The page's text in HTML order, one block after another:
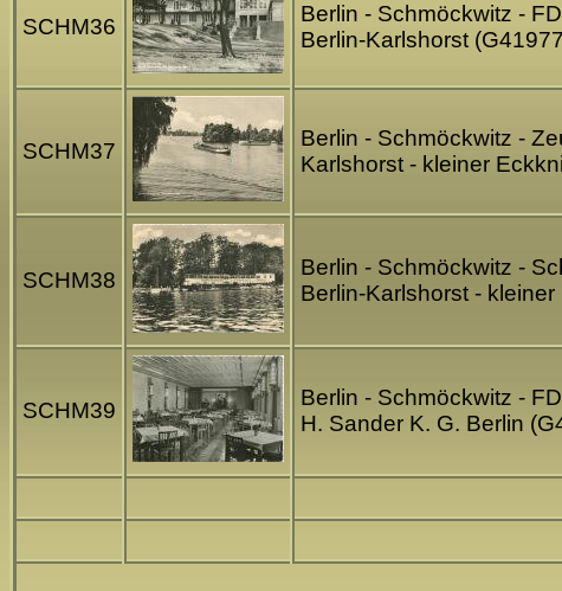
SCHM36
Berlin - Schmöckwitz -
Berlin-Karlshorst
SCHM37
Berlin - Schmöckwitz -
Karlshorst - kleiner
SCHM38
Berlin - Schmöckwitz -
Berlin-Karlshorst -
SCHM39
Berlin - Schmöckwitz -
H. Sander K. G. Berlin